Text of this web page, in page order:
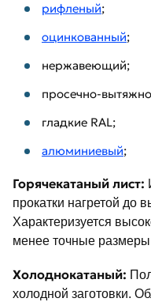
рифленый;
оцинкованный;
нержавеющий;
просечно-
гладкие RAL;
алюминиевый;
Горячекатаный лист:
прокатки нагретой до
Характеризуется
менее точные
Холоднокатаный:
холодной заготовки.